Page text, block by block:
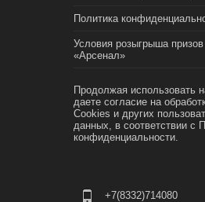
Политика
Условия розыгрыша призов
«Арсенал»
Продолжая использовать
даете согласие на
Cookies и других
данных, в соответствии с
конфиденциальности.
+7(8332)714080